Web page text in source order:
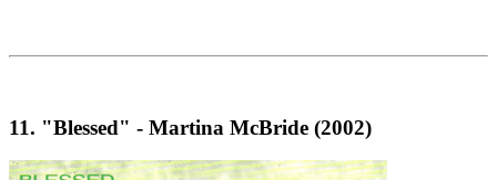
11. "Blessed" - Martina McBride (2002)